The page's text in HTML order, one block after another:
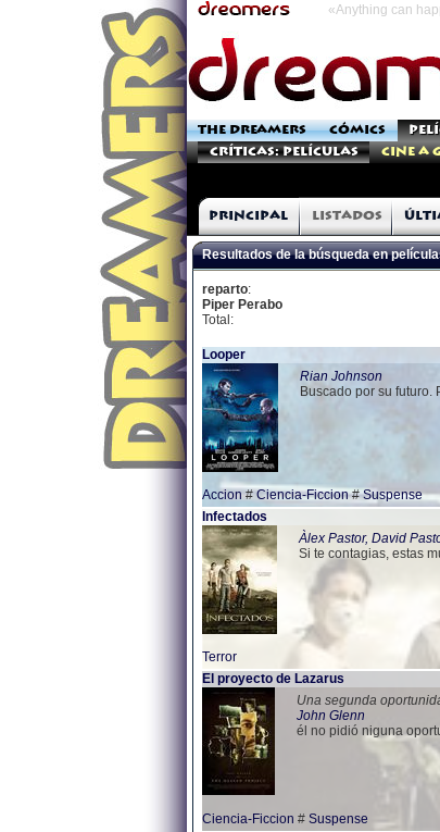
«Anything can
THE DREAMERS CÓMICS
Críticas: Películas
Cine a
Principal Listados
Resultados de la búsqueda en
reparto:
Piper Perabo
Total:
Looper
Rian Johnson
Buscado por su futuro.
Accion # Ciencia-Ficcion#Suspense
Infectados
Àlex Pastor, David
Si te contagias, estas
Terror
El proyecto de Lazarus
Una segunda
John Glenn
él no pidió niguna
Ciencia-Ficcion # Suspense